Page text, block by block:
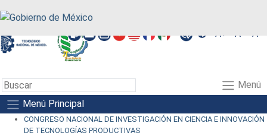
A+ A- A
Menú
Menú Principal
CONGRESO NACIONAL DE INVESTIGACIÓN EN CIENCIA E INNOVACIÓN
DE TECNOLOGÍAS PRODUCTIVAS